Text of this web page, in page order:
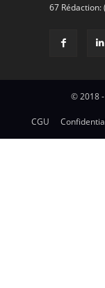
67 Rédaction:
© 2018
CGU